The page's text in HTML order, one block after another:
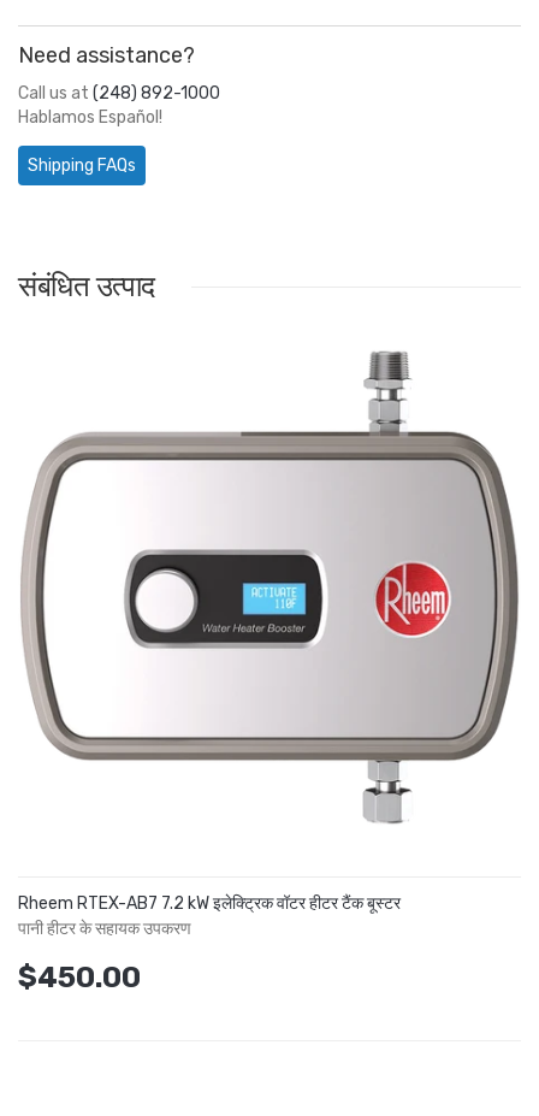
Need assistance?
Call us at (248) 892-1000
Hablamos Español!
Shipping FAQs
संबंधित उत्पाद
Rheem RTEX-AB7 7.2 kW इलेक्ट्रिक वॉटर हीटर टैंक बूस्टर
पानी हीटर के सहायक उपकरण
$450.00